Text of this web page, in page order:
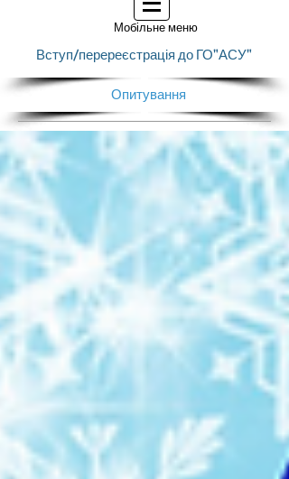
Мобільне меню
Вступ/перереєстрація до ГО"АСУ"
Опитування